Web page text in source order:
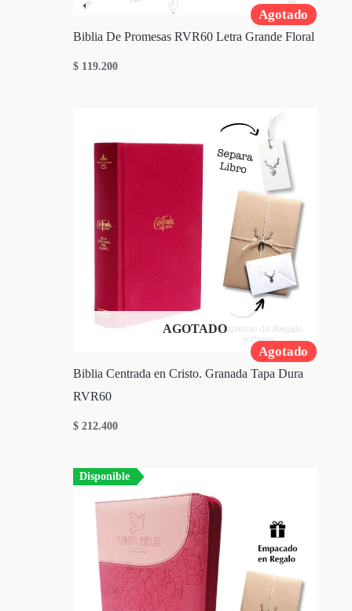
Agotado
Biblia De Promesas RVR60 Letra Grande Floral
$ 119.200
Agotado
AGOTADO
Biblia Centrada en Cristo. Granada Tapa Dura
RVR60
$ 212.400
Disponible